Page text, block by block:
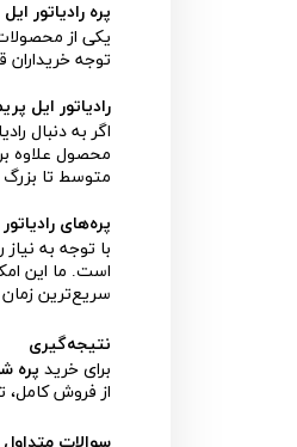
پره رادیاتور ایل پریمو 500
یکی از
توجه
رادیاتور ایل پریمو 500 صادراتی 10 پره؛
اگر به دنبال
محصول علاوه
متوسط تا
پره‌های
با توجه به
است. ما این
سریع‌ترین
نتیجه‌گیری
برای خرید پره
از فروش کامل،